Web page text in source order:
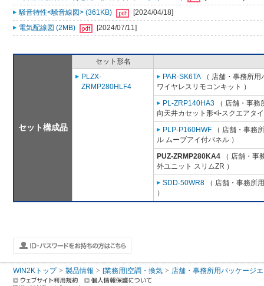
騒音特性<騒音線図> (361KB)
[2024/04/18]
電気配線図 (2MB)
[2024/07/11]
セット構成品
セット形名
PLZX-
ZRMP280HLF4
PAR-SK6TA （ 店舗・事務所
ワイヤレスリモコンキット ）
PL-ZRP140HA3 （ 店舗・事
向天井カセット形<i-スクエアタ
PLP-P160HWF （ 店舗・事務
ル ムーブアイ付パネル ）
PUZ-ZRMP280KA4 （ 店舗・事
外ユニット スリムZR ）
SDD-50WR8 （ 店舗・事務所
）
WIN2Kトップ 製品情報 [業務用]空調・換気 店舗・事務所用パッケージ